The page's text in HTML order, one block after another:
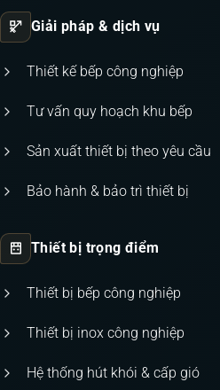
Giải pháp & dịch vụ
Thiết kế bếp công nghiệp
Tư vấn quy hoạch khu bếp
Sản xuất thiết bị theo yêu cầu
Bảo hành & bảo trì thiết bị
Thiết bị trọng điểm
Thiết bị bếp công nghiệp
Thiết bị inox công nghiệp
Hệ thống hút khói & cấp gió